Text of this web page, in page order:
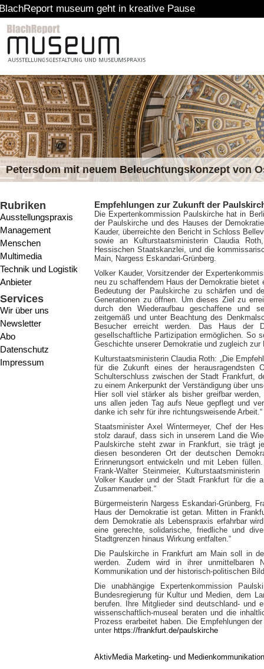
museum geht in kreative Pause
Petersdom mit neuem Beleuchtungskonzept von
Rubriken
Ausstellungspraxis
Management
Menschen
Multimedia
Technik und Logistik
Anbieter
Services
Wir über uns
Newsletter
Abo
Datenschutz
Impressum
Empfehlungen zur Zukunft der
Die Expertenkommission Paulskirche hat in
der Paulskirche und des Hauses der
Kauder, überreichte den Bericht in Schloss
sowie an Kulturstaatsministerin Claudia
Hessischen Staatskanzlei, und die
Main, Nargess Eskandari-Grünberg.
Volker Kauder, Vorsitzender der
neu zu schaffendem Haus der Demokratie
Bedeutung der Paulskirche zu schärfen und
Generationen zu öffnen. Um dieses Ziel zu
durch den Wiederaufbau geschaffene und
zeitgemäß und unter Beachtung des
Besucher erreicht werden. Das Haus der
gesellschaftliche Partizipation ermöglichen. So
Geschichte unserer Demokratie und zugleich zur
Kulturstaatsministerin Claudia Roth: „Die
für die Zukunft eines der herausragendsten
Schulterschluss zwischen der Stadt Frankfurt,
zu einem Ankerpunkt der Verständigung über
Hier soll viel stärker als bisher greifbar
uns allen jeden Tag aufs Neue gepflegt und
danke ich sehr für ihre richtungsweisende Arbeit.“
Staatsminister Axel Wintermeyer, Chef der
stolz darauf, dass sich in unserem Land die
Paulskirche steht zwar in Frankfurt, sie trägt
diesen besonderen Ort der deutschen
Erinnerungsort entwickeln und mit Leben
Frank-Walter Steinmeier,
Volker Kauder und der Stadt Frankfurt für die
Zusammenarbeit.“
Bürgermeisterin Nargess Eskandari-Grünberg,
Haus der Demokratie ist getan. Mitten in
dem Demokratie als Lebenspraxis erfahrbar
eine gerechte, solidarische, friedliche und
Stadtgrenzen hinaus Wirkung entfalten.“
Die Paulskirche in Frankfurt am Main soll in
werden. Zudem wird in ihrer
Kommunikation und der historisch-politischen
Die unabhängige Expertenkommission
Bundesregierung für Kultur und Medien, dem
berufen. Ihre Mitglieder sind deutschland- und
wissenschaftlich-museal beraten und die
Prozess erarbeitet haben. Die Empfehlungen
unter https://frankfurt.de/paulskirche
AktivMedia Marketing- und